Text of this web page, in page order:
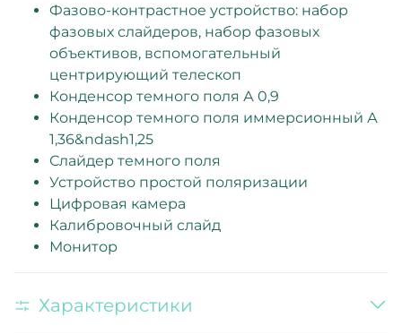
Фазово-контрастное устройство: набор
фазовых слайдеров, набор фазовых
объективов, вспомогательный
центрирующий телескоп
Конденсор темного поля А 0,9
Конденсор темного поля иммерсионный А
1,36&ndash1,25
Слайдер темного поля
Устройство простой поляризации
Цифровая камера
Калибровочный слайд
Монитор
Характеристики